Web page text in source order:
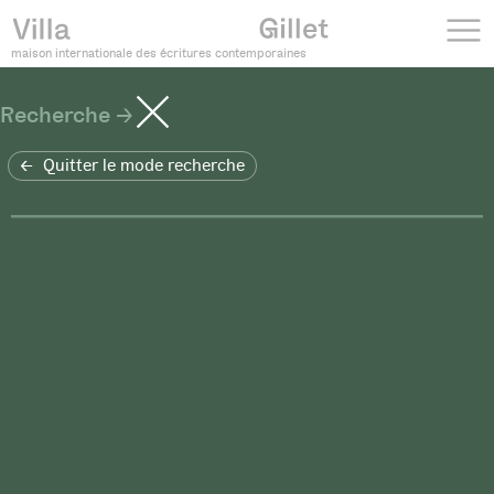
maison internationale des écritures contemporaines
Recherche
Quitter le mode recherche